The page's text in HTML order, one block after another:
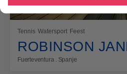
Tennis Watersport Feest
ROBINSON
Fuerteventura . Spanje